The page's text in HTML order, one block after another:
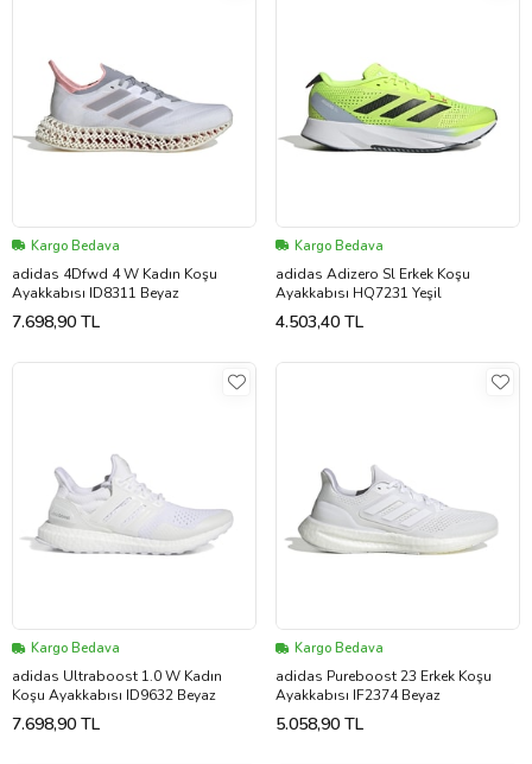
Kargo Bedava
adidas 4Dfwd 4 W Kadın Koşu
Ayakkabısı ID8311 Beyaz
7.698,90 TL
Kargo Bedava
adidas Adizero Sl Erkek Koşu
Ayakkabısı HQ7231 Yeşil
4.503,40 TL
Kargo Bedava
adidas Ultraboost 1.0 W Kadın
Koşu Ayakkabısı ID9632 Beyaz
7.698,90 TL
Kargo Bedava
adidas Pureboost 23 Erkek Koşu
Ayakkabısı IF2374 Beyaz
5.058,90 TL